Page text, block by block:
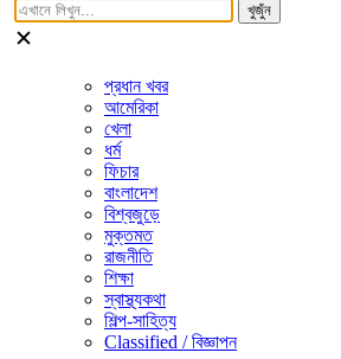
খুজুঁন
প্রধান খবর
আমেরিকা
খেলা
ধর্ম
ফিচার
বাংলাদেশ
বিশ্বজুড়ে
মুক্তমত
রাজনীতি
শিক্ষা
স্বাস্থ্যকথা
শিল্প-সাহিত্য
Classified / বিজ্ঞাপন